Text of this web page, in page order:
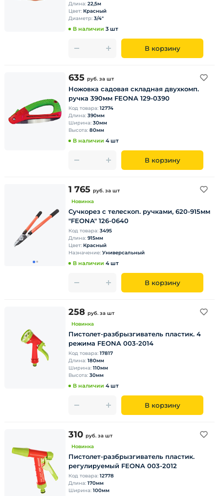
Длина: 22,5м
Цвет: Красный
Диаметр: 3/4"
В наличии 3 шт
В корзину
635 руб. за шт
Ножовка садовая складная двухкомп.
ручка 390мм FEONA 129-0390
Код товара: 12774
Длина: 390мм
Ширина: 30мм
Высота: 80мм
В наличии 4 шт
В корзину
1 765 руб. за шт
Новинка
Сучкорез с телескоп. ручками, 620-915мм
"FEONA" 126-0640
Код товара: 3495
Длина: 915мм
Цвет: Красный
Назначение: Универсальный
В наличии 4 шт
В корзину
258 руб. за шт
Новинка
Пистолет-разбрызгиватель плаcтик. 4
режима FEONA 003-2014
Код товара: 17817
Длина: 180мм
Ширина: 110мм
Высота: 30мм
В наличии 4 шт
В корзину
310 руб. за шт
Новинка
Пистолет-разбрызгиватель плаcтик.
регулируемый FEONA 003-2012
Код товара: 12778
Длина: 170мм
Ширина: 100мм